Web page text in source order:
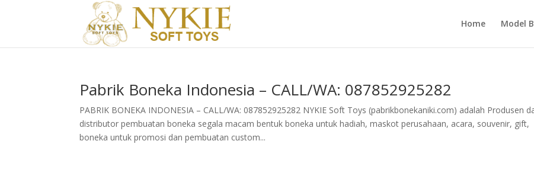
Home Model
Pabrik Boneka Indonesia – CALL/WA: 087852925282
PABRIK BONEKA INDONESIA – CALL/WA: 087852925282 NYKIE Soft Toys (pabrikbonekaniki.com) adalah Produsen
distributor pembuatan boneka segala macam bentuk boneka untuk hadiah, maskot perusahaan, acara, souvenir, gift,
boneka untuk promosi dan pembuatan custom...